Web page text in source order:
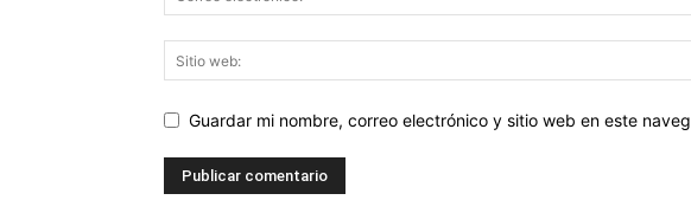
Guardar mi nombre, correo electrónico y sitio web en este